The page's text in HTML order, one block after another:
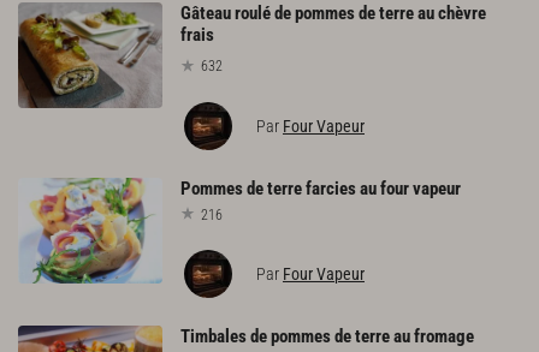
Gâteau roulé de pommes de terre au chèvre
frais
632
Par Four Vapeur
Pommesdeterrefarciesaufourvapeur
216
Par Four Vapeur
Timbalesdepommesdeterreaufromage